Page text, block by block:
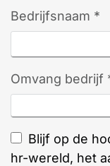
Bedrijfsnaam *
Omvang bedrijf
Blijf op de
hr-wereld, het